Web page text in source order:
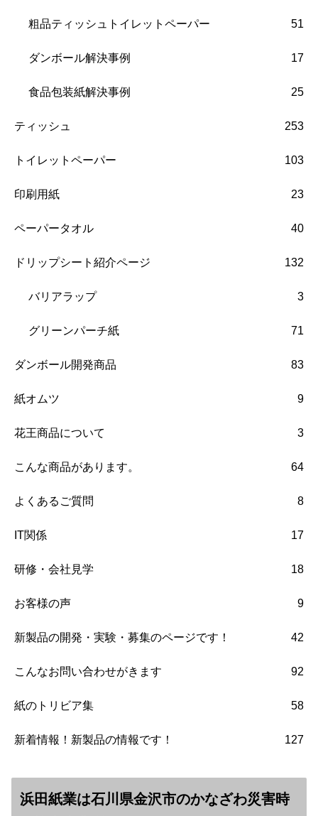
粗品ティッシュトイレットペーパー 51
ダンボール解決事例 17
食品包装紙解決事例 25
ティッシュ 253
トイレットペーパー 103
印刷用紙 23
ペーパータオル 40
ドリップシート紹介ページ 132
バリアラップ 3
グリーンパーチ紙 71
ダンボール開発商品 83
紙オムツ 9
花王商品について 3
こんな商品があります。 64
よくあるご質問 8
IT関係 17
研修・会社見学 18
お客様の声 9
新製品の開発・実験・募集のページです！ 42
こんなお問い合わせがきます 92
紙のトリビア集 58
新着情報！新製品の情報です！ 127
浜田紙業は石川県金沢市のかなざわ災害時